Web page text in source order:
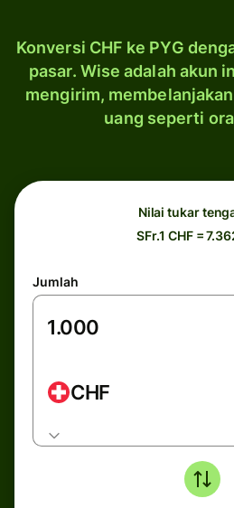
Konversi CHF ke PYG
pasar. Wise adalah akun
mengirim,
uang seperti
Nilai tukar
SFr.1 CHF =
Jumlah
CHF